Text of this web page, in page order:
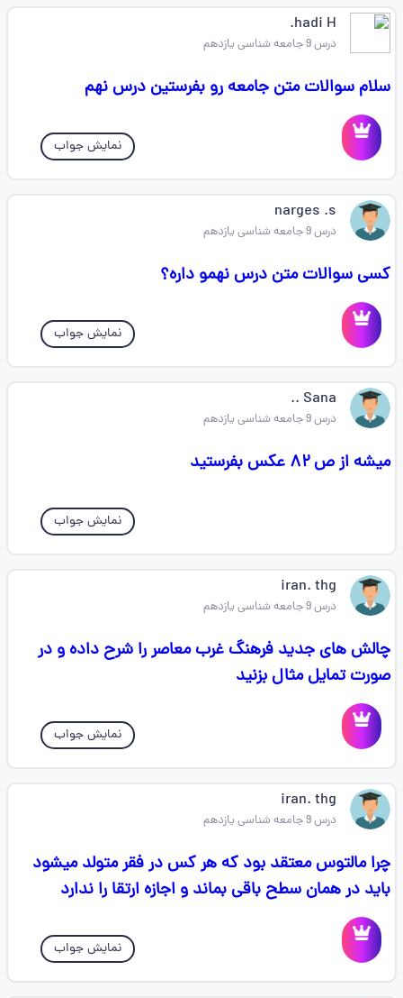
hadi H.
درس 9 جامعه شناسی یازدهم
سلام سوالات متن جامعه رو بفرستین درس نهم
نمایش جواب
narges .s
درس 9 جامعه شناسی یازدهم
کسی سوالات متن درس نهمو داره؟
نمایش جواب
Sana ..
درس 9 جامعه شناسی یازدهم
میشه از ص ۸۲ عکس بفرستید
نمایش جواب
iran. thg
درس 9 جامعه شناسی یازدهم
چالش های جدید فرهنگ غرب معاصر را شرح داده و در
صورت تمایل مثال بزنید
نمایش جواب
iran. thg
درس 9 جامعه شناسی یازدهم
چرا مالتوس معتقد بود که هر کس در فقر متولد میشود
باید در همان سطح باقی بماند و اجازه ارتقا را ندارد
نمایش جواب